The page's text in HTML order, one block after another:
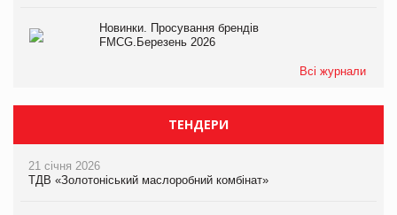
Новинки. Просування брендів
FMCG.Березень 2026
Всі журнали
ТЕНДЕРИ
21 січня 2026
ТДВ «Золотоніський маслоробний комбінат»